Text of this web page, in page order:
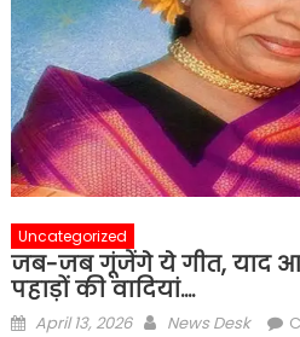
Uncategorized
जब-जब गूंजेंगे ये गीत, याद
पहाड़ों की वादियां….
Posted
April 13, 2026 Author
News Desk